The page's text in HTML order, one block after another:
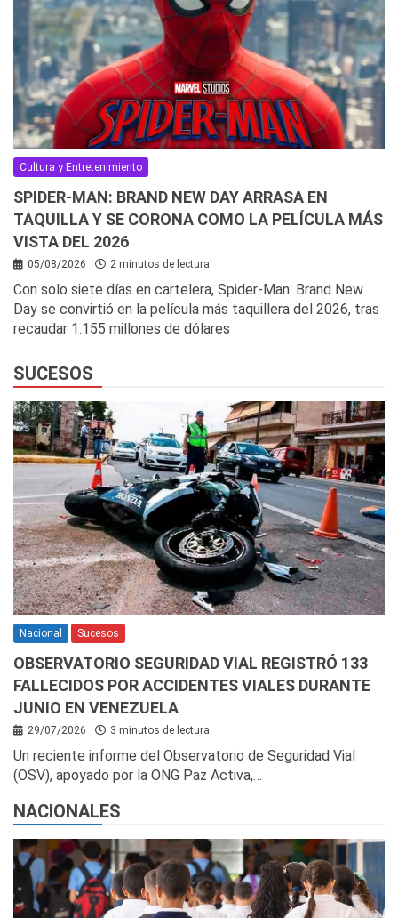
Cultura y Entretenimiento
SPIDER-MAN: BRAND NEW DAY ARRASA EN
TAQUILLA Y SE CORONA COMO LA PELÍCULA MÁS
VISTA DEL 2026
05/08/2026 2 minutos de lectura
Con solo siete días en cartelera, Spider-Man: Brand New
Day se convirtió en la película más taquillera del 2026, tras
recaudar 1.155 millones de dólares
SUCESOS
Nacional Sucesos
OBSERVATORIO SEGURIDAD VIAL REGISTRÓ 133
FALLECIDOS POR ACCIDENTES VIALES DURANTE
JUNIO EN VENEZUELA
29/07/2026 3 minutos de lectura
Un reciente informe del Observatorio de Seguridad Vial
(OSV), apoyado por la ONG Paz Activa,…
NACIONALES